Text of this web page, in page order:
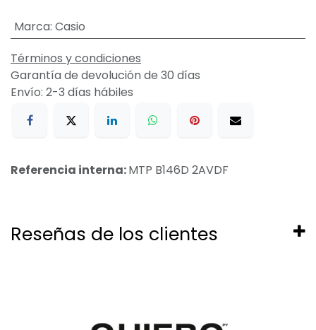
Marca: Casio
Términos y condiciones
Garantía de devolución de 30 días
Envío: 2-3 días hábiles
Referencia interna:MTP B146D 2AVDF
Reseñas de los clientes